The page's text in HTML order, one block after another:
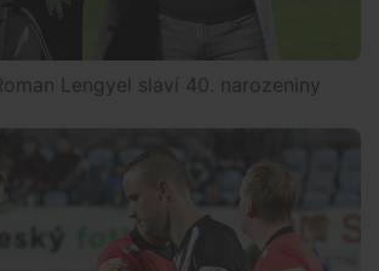
Lengyel slaví 40. narozeniny